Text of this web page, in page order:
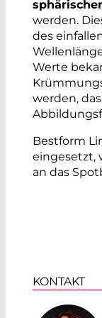
Viele
lieferbar.
unser
in unserem
von der
über die
zur
werden.
des
Werte
werden,
Bestform
eingesetzt,
an das
KONTAKT